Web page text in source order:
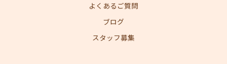
よくあるご質問
ブログ
スタッフ募集